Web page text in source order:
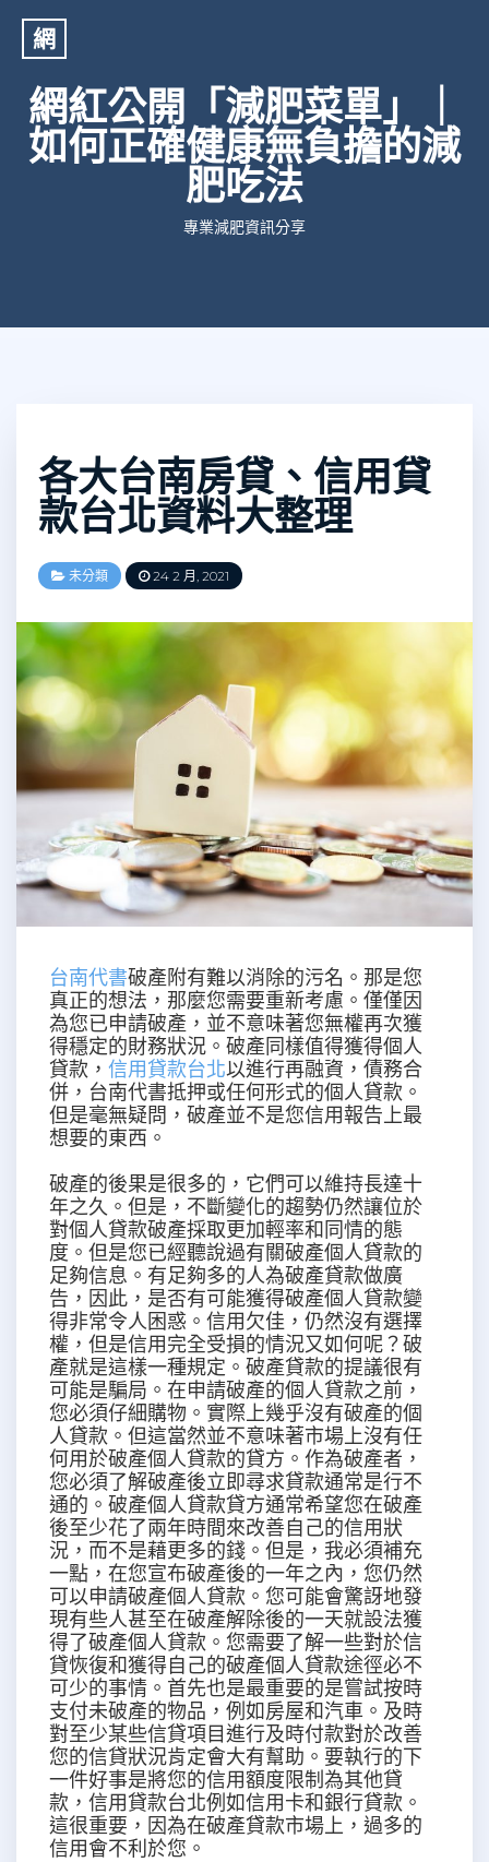
網
網紅公開「減肥菜單」｜
如何正確健康無負擔的減
肥吃法
專業減肥資訊分享
各大台南房貸、信用貸
款台北資料大整理
未分類 24 2 月, 2021
台南代書破產附有難以消除的污名。那是您
真正的想法，那麼您需要重新考慮。僅僅因
為您已申請破產，並不意味著您無權再次獲
得穩定的財務狀況。破產同樣值得獲得個人
貸款， 信用貸款台北以進行再融資，債務合
併，台南代書抵押或任何形式的個人貸款。
但是毫無疑問，破產並不是您信用報告上最
想要的東西。
破產的後果是很多的，它們可以維持長達十
年之久。但是，不斷變化的趨勢仍然讓位於
對個人貸款破產採取更加輕率和同情的態
度。但是您已經聽說過有關破產個人貸款的
足夠信息。有足夠多的人為破產貸款做廣
告，因此，是否有可能獲得破產個人貸款變
得非常令人困惑。信用欠佳，仍然沒有選擇
權，但是信用完全受損的情況又如何呢？破
產就是這樣一種規定。破產貸款的提議很有
可能是騙局。在申請破產的個人貸款之前，
您必須仔細購物。實際上幾乎沒有破產的個
人貸款。但這當然並不意味著市場上沒有任
何用於破產個人貸款的貸方。作為破產者，
您必須了解破產後立即尋求貸款通常是行不
通的。破產個人貸款貸方通常希望您在破產
後至少花了兩年時間來改善自己的信用狀
況，而不是藉更多的錢。但是，我必須補充
一點，在您宣布破產後的一年之內，您仍然
可以申請破產個人貸款。您可能會驚訝地發
現有些人甚至在破產解除後的一天就設法獲
得了破產個人貸款。您需要了解一些對於信
貸恢復和獲得自己的破產個人貸款途徑必不
可少的事情。首先也是最重要的是嘗試按時
支付未破產的物品，例如房屋和汽車。及時
對至少某些信貸項目進行及時付款對於改善
您的信貸狀況肯定會大有幫助。要執行的下
一件好事是將您的信用額度限制為其他貸
款，信用貸款台北例如信用卡和銀行貸款。
這很重要，因為在破產貸款市場上，過多的
信用會不利於您。